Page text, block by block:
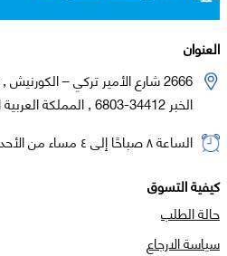
العنوان
2666 شارع الأمير تركي – الكورنيش , وحدة رقم 102
الخبر 34412-6803 , المملكة العربية السعودية
الساعة ٨ صباحًا إلى ٤ مساء من الأحد إلى الخميس
كيفية التسوق
حالة الطلب
سياسة الارجاع